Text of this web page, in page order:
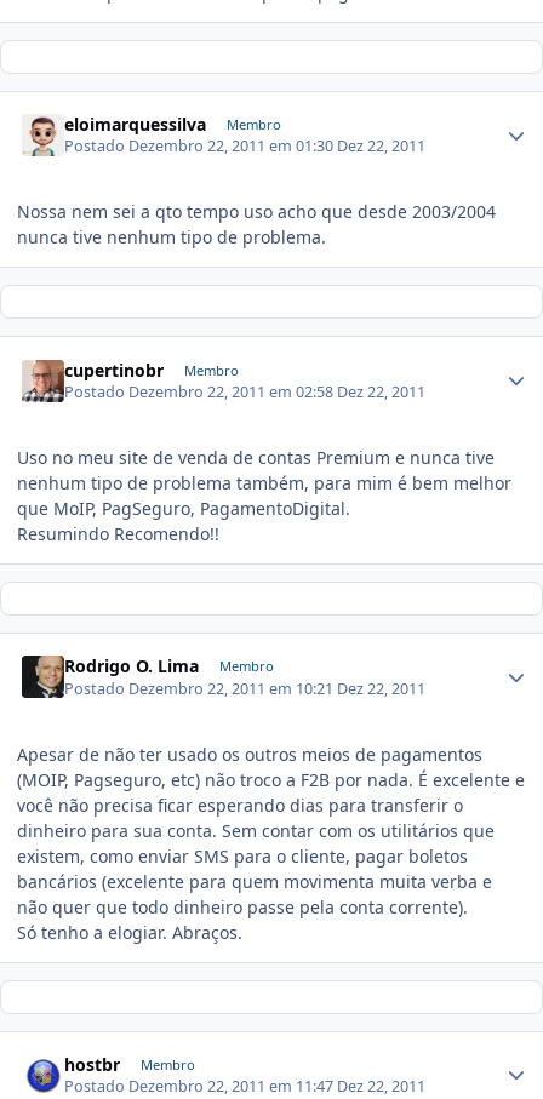
eloimarquessilva Membro
Postado Dezembro 22, 2011 em 01:30 Dez 22, 2011
Nossa nem sei a qto tempo uso acho que desde 2003/2004
nunca tive nenhum tipo de problema.
cupertinobr Membro
Postado Dezembro 22, 2011 em 02:58 Dez 22, 2011
Uso no meu site de venda de contas Premium e nunca tive
nenhum tipo de problema também, para mim é bem melhor
que MoIP, PagSeguro, PagamentoDigital.
Resumindo Recomendo!!
Rodrigo O. Lima Membro
Postado Dezembro 22, 2011 em 10:21 Dez 22, 2011
Apesar de não ter usado os outros meios de pagamentos
(MOIP, Pagseguro, etc) não troco a F2B por nada. É excelente e
você não precisa ficar esperando dias para transferir o
dinheiro para sua conta. Sem contar com os utilitários que
existem, como enviar SMS para o cliente, pagar boletos
bancários (excelente para quem movimenta muita verba e
não quer que todo dinheiro passe pela conta corrente).
Só tenho a elogiar. Abraços.
hostbr Membro
Postado Dezembro 22, 2011 em 11:47 Dez 22, 2011